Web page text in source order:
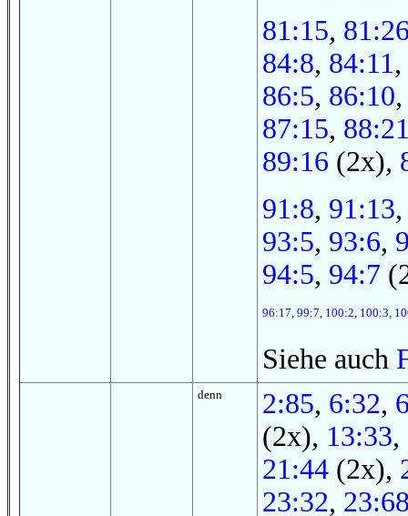
81:15,
84:8, 84:11,
86:5, 86:10
87:15,
89:16 (2x),
91:8, 91:13
93:5, 93:6,
94:5, 94:7
96:17, 99:7, 100:2, 100:3,
Siehe auch
denn 2:85, 6:32,
(2x), 13:33,
21:44 (2x),
23:32,